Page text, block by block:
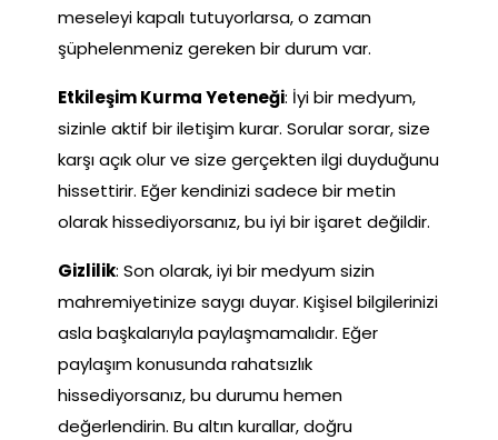
meseleyi kapalı tutuyorlarsa, o zaman
şüphelenmeniz gereken bir durum var.
Etkileşim Kurma Yeteneği: İyi bir medyum,
sizinle aktif bir iletişim kurar. Sorular sorar, size
karşı açık olur ve size gerçekten ilgi duyduğunu
hissettirir. Eğer kendinizi sadece bir metin
olarak hissediyorsanız, bu iyi bir işaret değildir.
Gizlilik: Son olarak, iyi bir medyum sizin
mahremiyetinize saygı duyar. Kişisel bilgilerinizi
asla başkalarıyla paylaşmamalıdır. Eğer
paylaşım konusunda rahatsızlık
hissediyorsanız, bu durumu hemen
değerlendirin. Bu altın kurallar, doğru